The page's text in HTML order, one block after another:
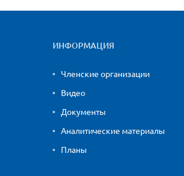
ИНФОРМАЦИЯ
Членские организации
Видео
Документы
Аналитические материалы
Планы